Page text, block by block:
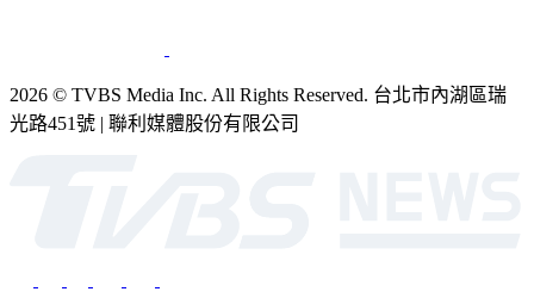
2026 © TVBS Media Inc. All Rights Reserved. 台北市內湖區瑞
光路451號 | 聯利媒體股份有限公司